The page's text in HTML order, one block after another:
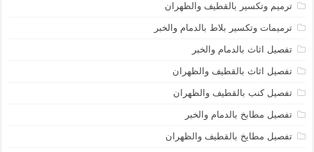
ترميم وتكسير بالقطيف والظهران
ترميمات وتكسير بلاط بالدمام والخبر
تفصيل اثاث بالدمام والخبر
تفصيل اثاث بالقطيف والظهران
تفصيل كنب بالقطيف والظهران
تفصيل مطابخ بالدمام والخبر
تفصيل مطايخ بالقطيف والظهران